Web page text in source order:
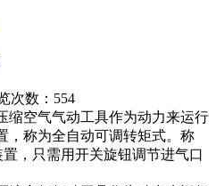
次数：554
缩空气气动工具作为动力来运行
，称为全自动可调转矩式。称
，只需用开关旋钮调节进气口